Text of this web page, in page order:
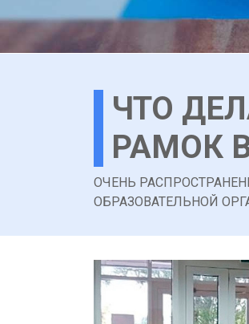
ЧТО
РАМОК
ОЧЕНЬ
ОБРАЗОВАТЕЛЬНОЙ